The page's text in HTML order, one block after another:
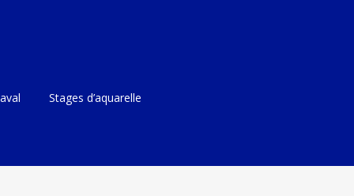
Stages d’aquarelle